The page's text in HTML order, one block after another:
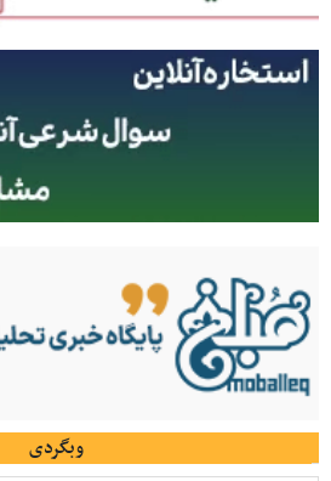
وبگردی